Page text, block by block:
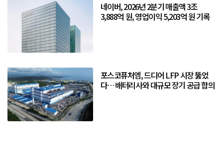
네이버, 2026년 2분기 매출액 3조
3,888억 원, 영업이익 5,203억 원 기록
포스코퓨처엠, 드디어 LFP 시장 뚫었
다… 배터리사와 대규모 장기 공급 합의